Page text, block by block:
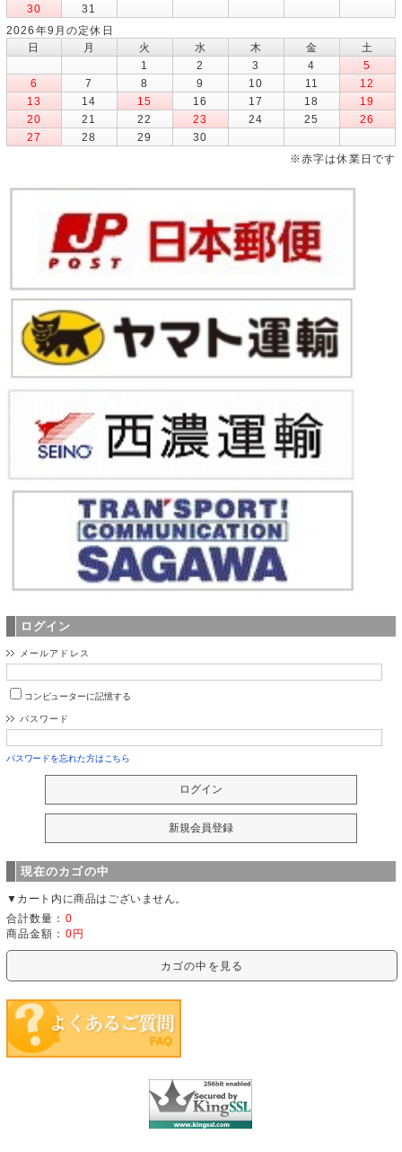
30
31
2026年9月の定休日
日
月 火 水 木 金
土
1
2 3 4
5
6
7 8 9 10 11
12
13
14 15 16 17 18
19
20
21 22 23 24 25
26
27
28 29
30
※赤字は休業日です
ログイン
メールアドレス
コンピューターに記憶する
パスワード
パスワードを忘れた方はこちら
現在のカゴの中
▼カート内に商品はございません。
合計数量： 0
商品金額： 0円
カゴの中を見る